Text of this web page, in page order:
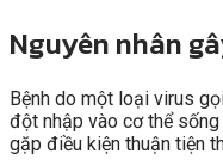
Nguyên nhân
Bệnh do một loại virus
đột nhập vào cơ thể
gặp điều kiện thuận tiện